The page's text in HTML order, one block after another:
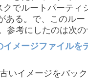
でルートパーティ
ある。で、このルー
参考にしたのは次
メージファイルを
いイメージをバッ